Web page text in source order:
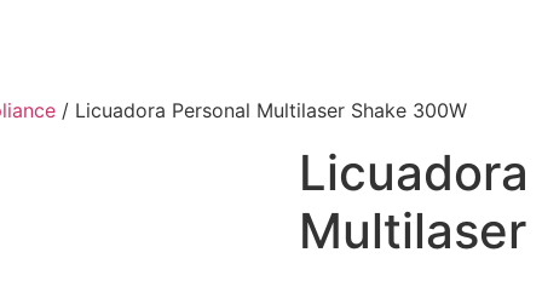
/ Licuadora Personal Multilaser Shake 300W
Multilaser